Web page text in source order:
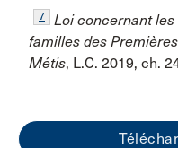
7
Loi concernant
familles des
Métis, L.C. 2019, ch.